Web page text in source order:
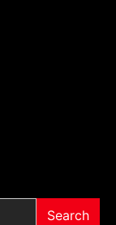
Search